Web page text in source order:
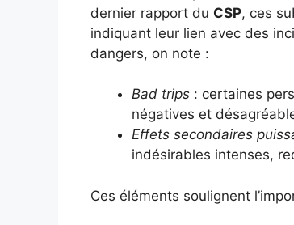
dernier rapport du CSP, ces
indiquant leur lien avec des
dangers, on note :
Bad trips : certaines
négatives et
Effets secondaires
indésirables intenses,
Ces éléments soulignent